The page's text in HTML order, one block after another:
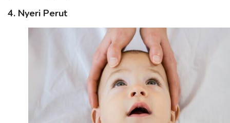
4. Nyeri Perut